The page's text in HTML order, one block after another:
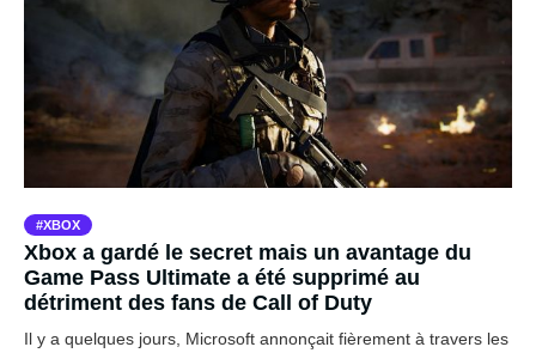
XBOX
Xbox a gardé le secret mais un avantage du
Game Pass Ultimate a été supprimé au
détriment des fans de Call of Duty
Il y a quelques jours, Microsoft annonçait fièrement à travers les